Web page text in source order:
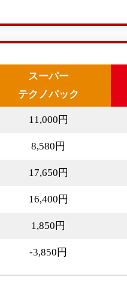
スーパー
テクノパック
11,000円
8,580円
17,650円
16,400円
1,850円
-3,850円